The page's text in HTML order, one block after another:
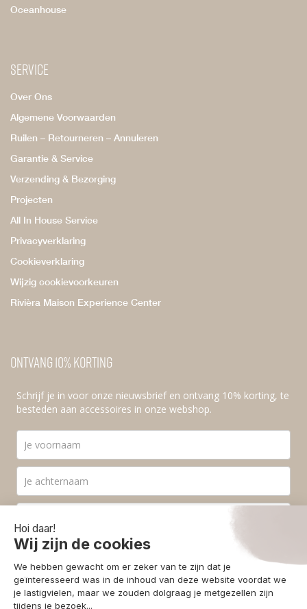
Oceanhouse
Service
Over Ons
Algemene Voorwaarden
Ruilen – Retourneren – Annuleren
Garantie & Service
Verzending & Bezorging
Projecten
All In House Service
Privacyverklaring
Cookieverklaring
Wijzig cookievoorkeuren
Rivièra Maison Experience Center
Ontvang 10% korting
Schrijf je in voor onze nieuwsbrief en ontvang 10% korting, te
besteden aan accessoires in onze webshop.
Ik ga akkoord met deprivacyvoorwaarden
Aanmelden